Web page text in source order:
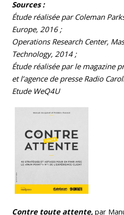
Sources :
Étude réalisée par Coleman
Europe, 2016 ;
Operations Research Center,
Technology, 2014 ;
Étude réalisée par le magazine
et l’agence de presse Radio
Etude WeQ4U
Contre toute attente, par